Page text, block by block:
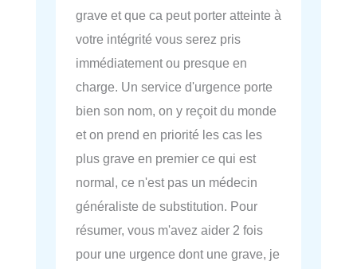
grave et que ca peut porter atteinte à
votre intégrité vous serez pris
immédiatement ou presque en
charge. Un service d'urgence porte
bien son nom, on y reçoit du monde
et on prend en priorité les cas les
plus grave en premier ce qui est
normal, ce n'est pas un médecin
généraliste de substitution. Pour
résumer, vous m'avez aider 2 fois
pour une urgence dont une grave, je